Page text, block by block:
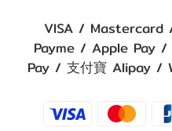
VISA / Mastercard
Payme / Apple Pay
Pay / 支付寶 Alipay /